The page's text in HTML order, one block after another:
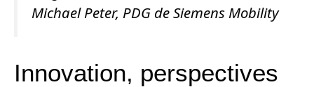
Michael Peter, PDG de Siemens Mobility
Innovation, perspectives